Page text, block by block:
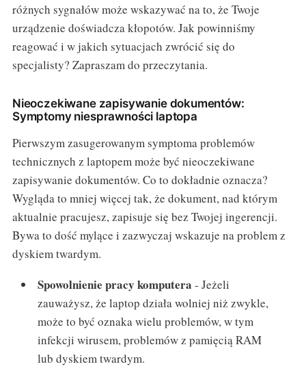
różnych sygnałów może wskazywać na to, że Twoje
urządzenie doświadcza kłopotów. Jak powinniśmy
reagować i w jakich sytuacjach zwrócić się do
specjalisty? Zapraszam do przeczytania.
Nieoczekiwane zapisywanie dokumentów:
Symptomy niesprawności laptopa
Pierwszym zasugerowanym symptoma problemów
technicznych z laptopem może być nieoczekiwane
zapisywanie dokumentów. Co to dokładnie oznacza?
Wygląda to mniej więcej tak, że dokument, nad którym
aktualnie pracujesz, zapisuje się bez Twojej ingerencji.
Bywa to dość mylące i zazwyczaj wskazuje na problem z
dyskiem twardym.
Spowolnienie pracy komputera - Jeżeli
zauważysz, że laptop działa wolniej niż zwykle,
może to być oznaka wielu problemów, w tym
infekcji wirusem, problemów z pamięcią RAM
lub dyskiem twardym.